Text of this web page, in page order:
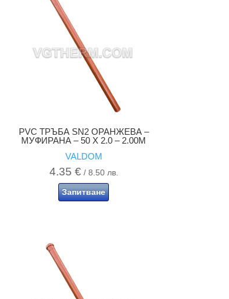
PVC ТРЪБА SN2 ОРАНЖЕВА –
МУФИРАНА – 50 X 2.0 – 2.00M
VALDOM
4.35 € / 8.50 лв.
Запитване